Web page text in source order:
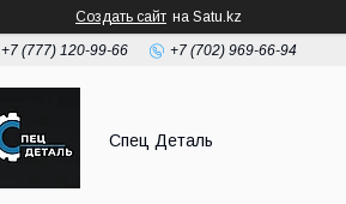
Создать сайт на Satu.kz
+7 (777) 120-99-66 +7 (702) 969-66-94
Спец Деталь